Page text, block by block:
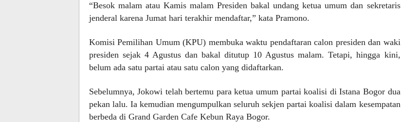
“Besok malam atau Kamis malam Presiden bakal undang ketua umum dan sekretaris
jenderal karena Jumat hari terakhir mendaftar,” kata Pramono.
Komisi Pemilihan Umum (KPU) membuka waktu pendaftaran calon presiden dan waki
presiden sejak 4 Agustus dan bakal ditutup 10 Agustus malam. Tetapi, hingga kini,
belum ada satu partai atau satu calon yang didaftarkan.
Sebelumnya, Jokowi telah bertemu para ketua umum partai koalisi di Istana Bogor dua
pekan lalu. Ia kemudian mengumpulkan seluruh sekjen partai koalisi dalam kesempatan
berbeda di Grand Garden Cafe Kebun Raya Bogor.